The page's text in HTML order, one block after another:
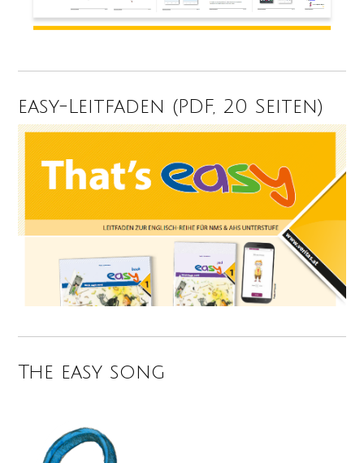
easy-Leitfaden (PDF, 20 Seiten)
The easy song